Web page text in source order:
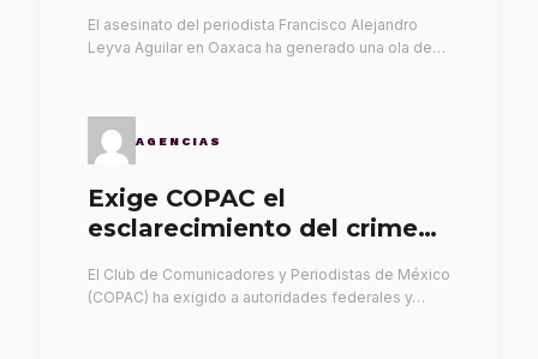
El asesinato del periodista Francisco Alejandro
Leyva Aguilar en Oaxaca ha generado una ola de…
AGENCIAS
Exige COPAC el
esclarecimiento del crimen
El Club de Comunicadores y Periodistas de México
(COPAC) ha exigido a autoridades federales y…